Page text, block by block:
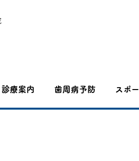
診療案内 歯周病予防 スポ